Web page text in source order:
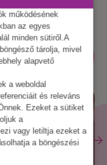
ÖSSZES
ESZKÖZ
működésének
az egyes
minden sütiről.A
tárolja, mivel
alapvető
a weboldal
és releváns
Ezeket a sütiket
a
vagy letiltja ezeket a
a böngészési